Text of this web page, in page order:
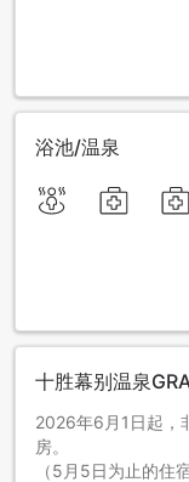
浴池/温泉
十胜幕别温泉
2026年6月1日起，
房。
（5月5日为止的住